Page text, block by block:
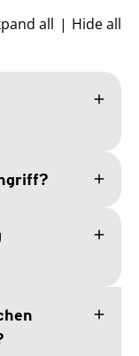
all Hide all
add
add
add
add